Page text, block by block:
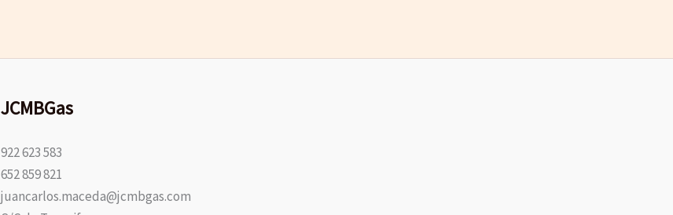
JCMBGas
922 623 583
652 859 821
juancarlos.maceda@jcmbgas.com